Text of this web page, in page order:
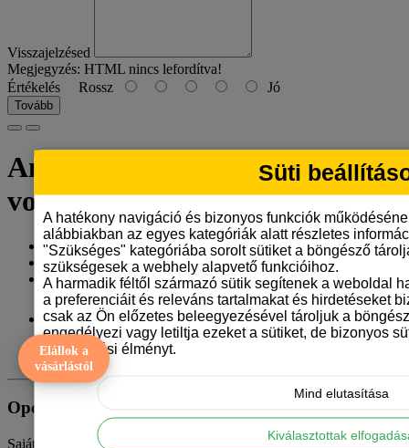
Visszajelzésed
Megjegyzés: HTML nincs lefordítva!
Értékelés Rossz Jó
Tovább
Angol rókakopó bögre -
vonalrajzos
Gyártó:Tangerine Design
Model: angol-rokakopo-bogre-vonalrajz
Elérhetőség: 10
3.290 Ft
ÁFA nélkül: 2.591 Ft
Opciók
Saját szöveget szeretnél rá? Írd ide
Elállok a
vásárlástól
Süti
A hatékony navigáció és bizonyos funkciók
alábbiakban az egyes kategóriák alatt részletes
"Szükséges" kategóriába sorolt sütiket a böngésző
szükségesek a webhely alapvető funkcióihoz.
A harmadik féltől származó sütik segítenek a weboldal
a preferenciáit és releváns tartalmakat és hirdetéseket
csak az Ön előzetes beleegyezésével tároljuk a
engedélyezi vagy letiltja ezeket a sütiket, de bizonyos
böngészési élményt.
Mind elutasítása
Kiválasztottak